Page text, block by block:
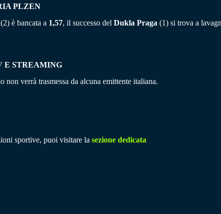
PLZEN
è bancata a 1,57, il successo del Dukla Praga (1) si trova a
E STREAMING
non verrà trasmessa da alcuna emittente italiana.
sportive, puoi visitare la sezione dedicata